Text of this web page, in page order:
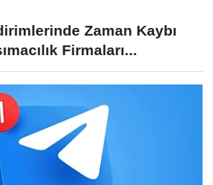
Zaman Kaybı
Firmaları...